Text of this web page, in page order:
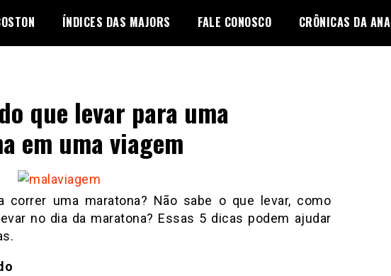
ÍNDICES DAS MAJORS FALE CONOSCO CRÔNICAS DA ANA
que levar para uma
em uma viagem
correr uma maratona? Não sabe o que levar, como
no dia da maratona? Essas 5 dicas podem ajudar